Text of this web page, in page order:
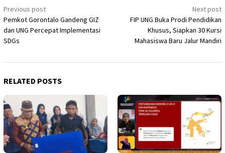
Post
navigation
Previous post
Pemkot Gorontalo Gandeng GIZ
dan UNG Percepat Implementasi
SDGs​
Next post
FIP UNG Buka Prodi Pendidikan
Khusus, Siapkan 30 Kursi
Mahasiswa Baru Jalur Mandiri
RELATED POSTS